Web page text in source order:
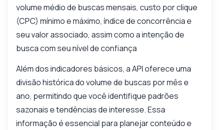
volume médio de buscas mensais, custo por clique
(CPC) mínimo e máximo, índice de concorrência e
seu valor associado, assim como a intenção de
busca com seu nível de confiança
Além dos indicadores básicos, a API oferece uma
divisão histórica do volume de buscas por mês e
ano, permitindo que você identifique padrões
sazonais e tendências de interesse. Essa
informação é essencial para planejar conteúdo e